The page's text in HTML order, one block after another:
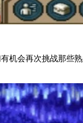
机会再次挑战那